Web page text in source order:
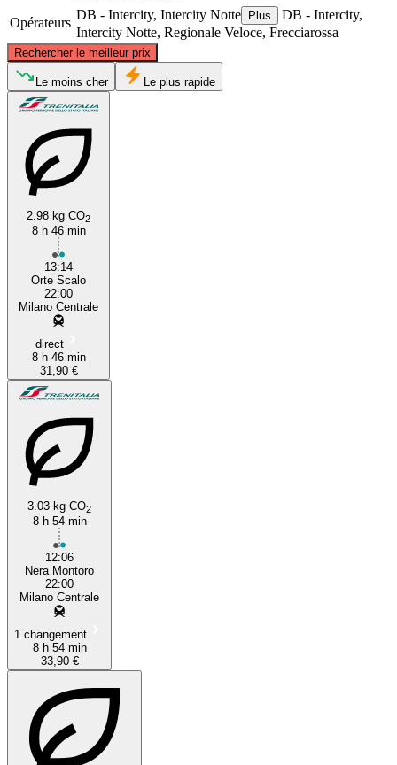
Opérateurs
DB - Intercity, Intercity Notte Plus
DB - Intercity,
Intercity Notte, Regionale Veloce, Frecciarossa
Rechercher le meilleur prix
Milan
©CARTO, ©OpenStreetMapcontributors
Le moins cher Le plus rapide
2.98 kg CO2
8 h 46 min
13:14
Orte Scalo
22:00
Milano Centrale
direct
8 h 46 min
31,90 €
3.03 kg CO2
8 h 54 min
12:06
Nera Montoro
22:00
Milano Centrale
1 changement
8 h 54 min
33,90 €